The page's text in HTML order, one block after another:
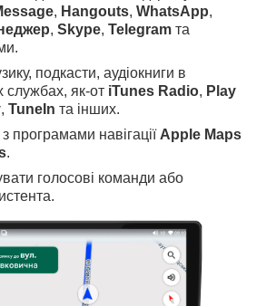
, Hangouts, WhatsApp,
, Skype, Telegram та
подкасти, аудіокниги в
службах, як-от iTunes Radio, Play
, TuneIn та інших.
програмами навігації Apple Maps
.
голосові команди або